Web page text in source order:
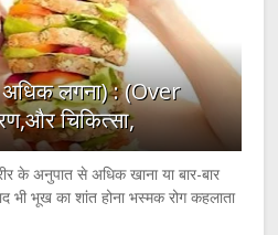
लगना) : (Over
चिकित्सा,
के अनुपात से अधिक खाना या बार-बार
भी भूख का शांत होना भस्मक रोग कहलाता